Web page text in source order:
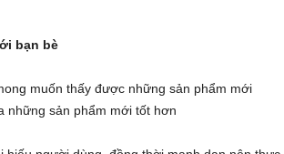
bạn bè
muốn thấy được những sản phẩm mới
những sản phẩm mới tốt hơn